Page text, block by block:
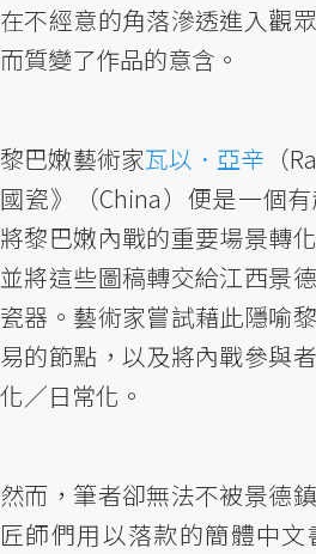
在不經意的角落滲透進入觀
而質變了作品的意含。
黎巴嫩藝術家瓦以．亞辛 （
國瓷》（China）便是一個
將黎巴嫩內戰的重要場景轉
並將這些圖稿轉交給江西景
瓷器。藝術家嘗試藉此隱喻
易的節點，以及將內戰參與
化／日常化。
然而，筆者卻無法不被景德
匠師們用以落款的簡體中